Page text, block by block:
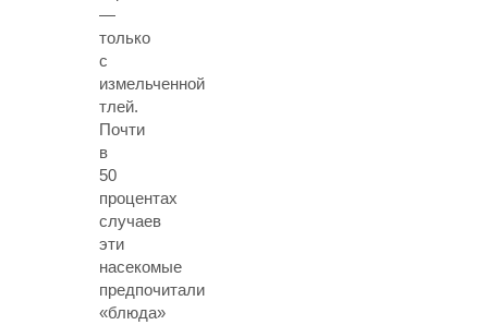
—
только
с
измельченной
тлей.
Почти
в
50
процентах
случаев
эти
насекомые
предпочитали
«блюда»